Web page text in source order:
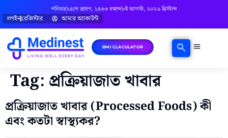
শনিবার২৪শে শ্রাবণ, ১৪৩৩ বঙ্গাব্দ৮ই আগস্ট, ২০২৬ খ্রিস্টাব্দ
লগইনরেজিস্টার আমার অ্যাকাউন্ট
BMI CLACULATOR
Tag: প্রক্রিয়াজাত খাবার
প্রক্রিয়াজাত খাবার (Processed Foods) কী
এবং কতটা স্বাস্থ্যকর?